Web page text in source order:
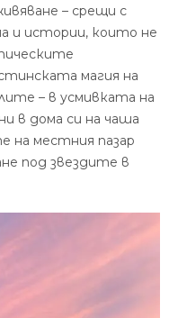
– срещи с
и истории, които не
магия на
– в усмивката на
в дома си на чаша
на местния пазар
под звездите в